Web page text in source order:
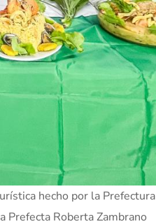
hecho por la Prefectura
Prefecta Roberta Zambrano